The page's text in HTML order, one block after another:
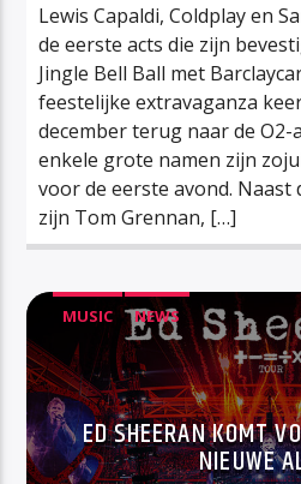
Lewis Capaldi, Coldplay en
de eerste acts die zijn
Jingle Bell Ball met
feestelijke extravaganza
december terug naar de
enkele grote namen zijn
voor de eerste avond. Naast
zijn Tom Grennan, […]
MUSIC NEWS
ED SHEERAN KOMT
NIEUWE